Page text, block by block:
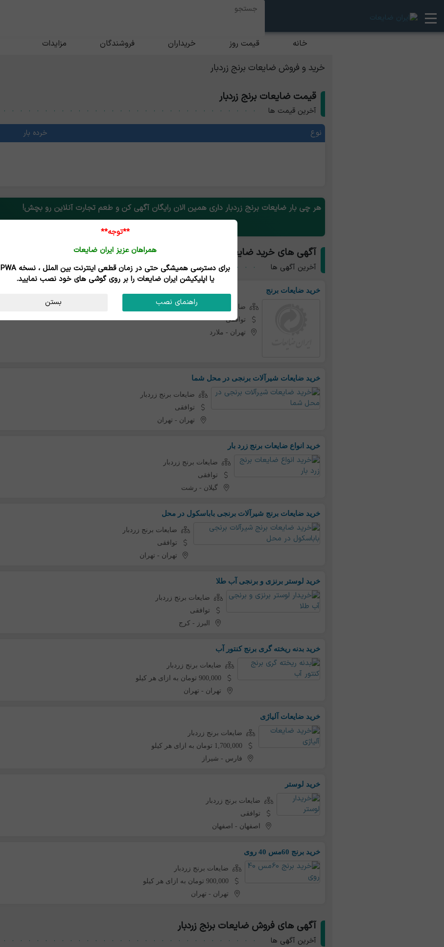
خانه قیمت روز خریداران فروشندگان مزایدات
خرید و فروش ضایعات برنج زردبار
قیمت ضایعات برنج زردبار
آخرین قیمت ها
نوع
خرده بار
هر چی بار ضایعات برنج زردبار داری همین الان رایگان آگهی کن و طعم تجارت آنلاین رو بچش!
آگهی های خرید ضایعات برنج زردبار
آخرین آگهی ها
خرید ضایعات برنج
ضایعات برنج زردبار
توافقی
تهران - ملارد
خرید ضایعات شیرآلات برنجی در محل شما
ضایعات برنج زردبار
توافقی
تهران - تهران
خرید انواع ضایعات برنج زرد بار
ضایعات برنج زردبار
توافقی
گیلان - رشت
خرید ضایعات برنج شیرآلات برنجی باباسکول در محل
ضایعات برنج زردبار
توافقی
تهران -تهران
خرید لوستر برنزی و برنجی آب طلا
ضایعات برنج زردبار
توافقی
البرز -کرج
خرید بدنه ریخته گری برنج کنتور آب
ضایعات برنج زردبار
900,000 تومان به ازای هر کیلو
تهران - تهران
خرید ضایعات آلیاژی
ضایعات برنج زردبار
1,700,000 تومان به ازای هر کیلو
فارس - شیراز
خرید لوستر
ضایعات برنج زردبار
توافقی
اصفهان - اصفهان
خرید برنج 60مس 40 روی
ضایعات برنج زردبار
900,000 تومان به ازای هر کیلو
تهران - تهران
آگهی های فروش ضایعات برنج زردبار
آخرین آگهی ها
**توجه**
همراهان عزیز ایران ضایعات
برای دسترسی همیشگی حتی در زمان قطعی اینترنت بین الملل ، نسخه PWA
یا اپلیکیشن ایران ضایعات را بر روی گوشی های خود نصب نمایید.
راهنمای نصب بستن